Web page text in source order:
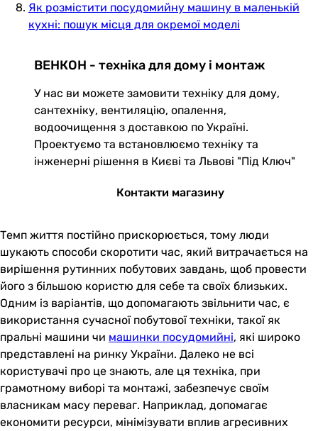
Як розмістити посудомийну машину в маленькій
кухні: пошук місця для окремої моделі
ВЕНКОН - техніка для дому і монтаж
У нас ви можете замовити техніку для дому,
сантехніку, вентиляцію, опалення,
водоочищення з доставкою по Україні.
Проектуємо та встановлюємо техніку та
інженерні рішення в Києві та Львові "Під Ключ"
Контакти магазину
Темп життя постійно прискорюється, тому люди
шукають способи скоротити час, який витрачається на
вирішення рутинних побутових завдань, щоб провести
його з більшою користю для себе та своїх близьких.
Одним із варіантів, що допомагають звільнити час, є
використання сучасної побутової техніки, такої як
пральні машини чи машинки посудомийні, які широко
представлені на ринку України. Далеко не всі
користувачі про це знають, але ця техніка, при
грамотному виборі та монтажі, забезпечує своїм
власникам масу переваг. Наприклад, допомагає
економити ресурси, мінімізувати вплив агресивних